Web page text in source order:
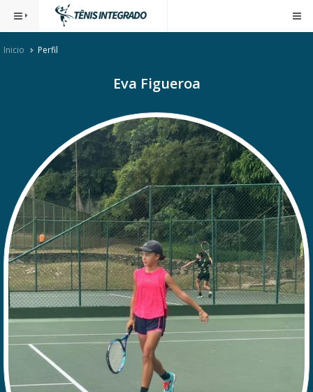
Inicio Perfil
Eva Figueroa